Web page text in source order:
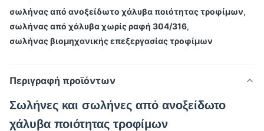
σωλήνας από ανοξείδωτο χάλυβα ποιότητας τροφίμων,
σωλήνας από χάλυβα χωρίς ραφή 304/316,
σωλήνας βιομηχανικής επεξεργασίας τροφίμων
Περιγραφή προϊόντων
Σωλήνες και σωλήνες από ανοξείδωτο
χάλυβα ποιότητας τροφίμων